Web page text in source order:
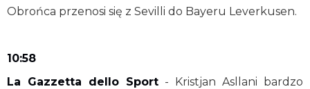
Obrońca przenosi się z Sevilli do Bayeru Leverkusen.
10:58
La Gazzetta dello Sport - Kristjan Asllani bardzo